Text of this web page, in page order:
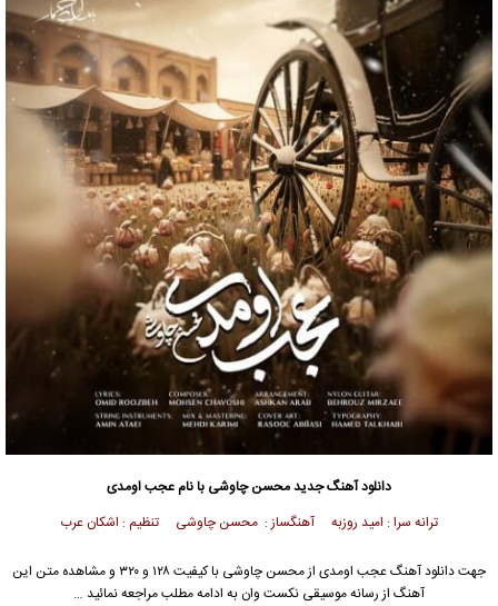
دانلود آهنگ جدیدمحسن چاوشی با نام عجب اومدی
ترانه سرا : امید روزبه آهنگساز : محسن چاوشی تنظیم : اشکان عرب
جهت دانلود آهنگ عجب اومدی ازمحسن چاوشی
با کیفیت ۱۲۸ و ۳۲۰ و مشاهده متن این
آهنگ از رسانه موسیقی نکست وان به ادامه مطلب مراجعه نمائید …